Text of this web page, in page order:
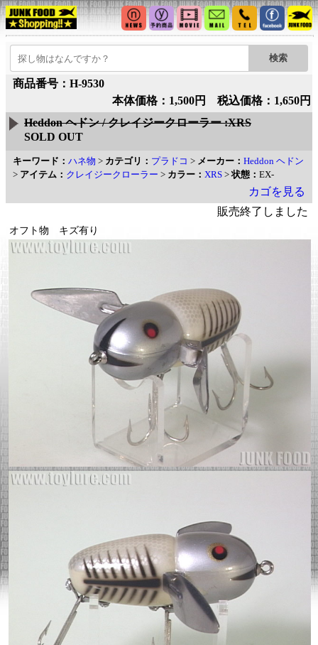
商品番号：H-9530
本体価格：1,500円 税込価格：1,650円
Heddon ヘドン / クレイジークローラー :XRS
SOLD OUT
キーワード： ハネ物 > カテゴリ： プラドコ > メーカー： Heddon ヘドン
> アイテム： クレイジークローラー > カラー： XRS >状態： EX-
カゴを見る
販売終了しました
オフト物 キズ有り